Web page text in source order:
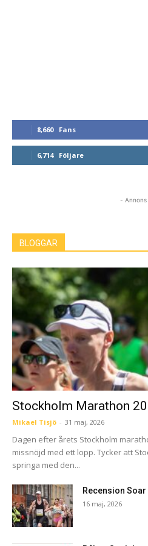
8,660 Fans
6,714 Följare
- Annons
BLOGGAR
Stockholm Marathon
Mikael Tisjö - 31 maj, 2026
Dagen efter årets Stockholm
missnöjd med ett lopp. Tycker att
springa med den...
Recension
16 maj, 2026